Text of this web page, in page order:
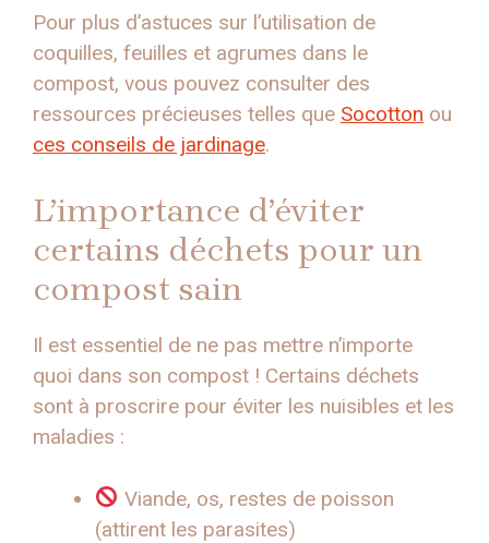
Pour plus d’astuces sur l’utilisation de
coquilles, feuilles et agrumes dans le
compost, vous pouvez consulter des
ressources précieuses telles que Socotton ou
ces conseils de jardinage.
L’importance d’éviter
certains déchets pour un
compost sain
Il est essentiel de ne pas mettre n’importe
quoi dans son compost ! Certains déchets
sont à proscrire pour éviter les nuisibles et les
maladies :
Viande, os, restes de poisson
(attirent les parasites)